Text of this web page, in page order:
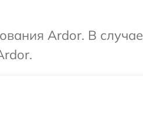
Ardor. В случае